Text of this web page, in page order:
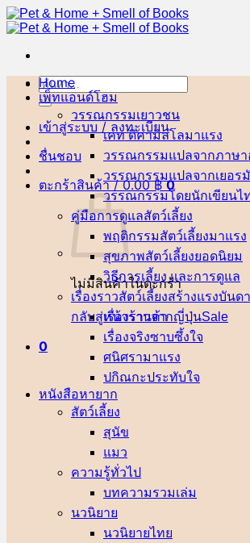
ข้าม
ไป
เนื้อหา
ค้นหา:
เข้าสู่ระบบ / ลงทะเบียน
ชื่นชอบ
ตะกร้าสินค้า /0.00฿ 0
ไม่มีสินค้าในตะกร้า
กลับสู่หน้าร้านค้า
0
Home
เพ็ทแอนด์โฮม
วรรณกรรมเยาวชน
เคท ดิคามิลโล
วรรณกรรมแปลจากภาษา
วรรณกรรมแปลจากเยอร
วรรณกรรมโดยนักเขียนไ
คู่มือการดูแลสัตว์เลี้ยง
พฤติกรรมสัตว์เลี้ยง
สุขภาพสัตว์เลี้ยง
วิธีการเลี้ยง และการดูแล
เรื่องราวสัตว์เลี้ยงสร้างแรงบันด
เรื่องราวจากญี่ปุ่น
เรื่องจริงซาบซึ้งใจ
ศนิศรา
ปกิณกะประทับใจ
หนังสือหายาก
สัตว์เลี้ยง
สุนัข
แมว
ความรู้ทั่วไป
บทความรวมเล่ม
นวนิยาย
นวนิยายไทย